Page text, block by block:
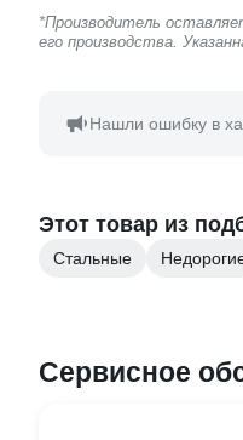
*Производитель
его производства.
Нашли ошибку в
Этот товар из
Стальные
Сервисное